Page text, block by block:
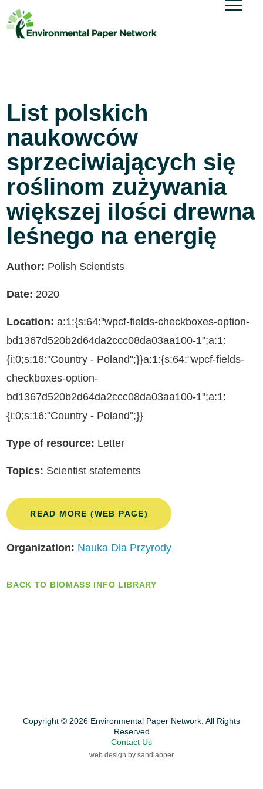
List polskich
naukowców
sprzeciwiających się
roślinom zużywania
większej ilości drewna
leśnego na energię
Author: Polish Scientists
Date: 2020
Location: a:1:{s:64:"wpcf-fields-checkboxes-option-
bd1367d520b2d64da2ccc08da03aa100-1";a:1:
{i:0;s:16:"Country - Poland";}}a:1:{s:64:"wpcf-fields-
checkboxes-option-
bd1367d520b2d64da2ccc08da03aa100-1";a:1:
{i:0;s:16:"Country - Poland";}}
Type of resource: Letter
Topics: Scientist statements
READ MORE (WEB PAGE)
Organization: Nauka Dla Przyrody
BACK TO BIOMASS INFO LIBRARY
Copyright © 2026 Environmental Paper Network. All Rights
Reserved
Contact Us
web design by sandlapper